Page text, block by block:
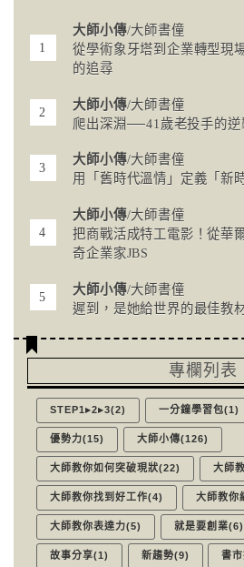
大師小傳/大師書僮
從學術象牙塔到企業轉型現
的追尋
大師小傳/大師書僮
爬出深淵──41歲老投手的逆
大師小傳/大師書僮
用「舊時代溫情」定義「新
大師小傳/大師書僮
把商戰活成特工電影！從華
奇企業家JBS
大師小傳/大師書僮
遲到，是她給世界的最佳教
專欄列表
STEP1▸2▸3(2) 一分鐘學習包(1)
優勢力(15) 大師小傳(126)
大師教你如何突破現狀(22) 大師
大師教你找到好工作(4) 大師教你
大師教你表達力(5) 就是要創業(6)
故事分享(1) 新趨勢(9) 書